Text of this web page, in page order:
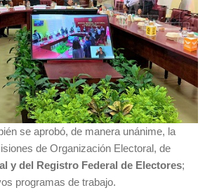
se aprobó, de manera unánime, la
de Organización Electoral, de
y del Registro Federal de Electores;
programas de trabajo.